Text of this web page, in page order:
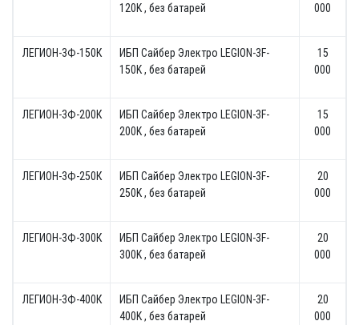
120K , без батарей
000
ЛЕГИОН-3Ф-150К
ИБП Сайбер Электро LEGION-3F-
150K , без батарей
15
000
ЛЕГИОН-3Ф-200К
ИБП Сайбер Электро LEGION-3F-
200K , без батарей
15
000
ЛЕГИОН-3Ф-250К
ИБП Сайбер Электро LEGION-3F-
250K , без батарей
20
000
ЛЕГИОН-3Ф-300К
ИБП Сайбер Электро LEGION-3F-
300K , без батарей
20
000
ЛЕГИОН-3Ф-400К
ИБП Сайбер Электро LEGION-3F-
400K , без батарей
20
000